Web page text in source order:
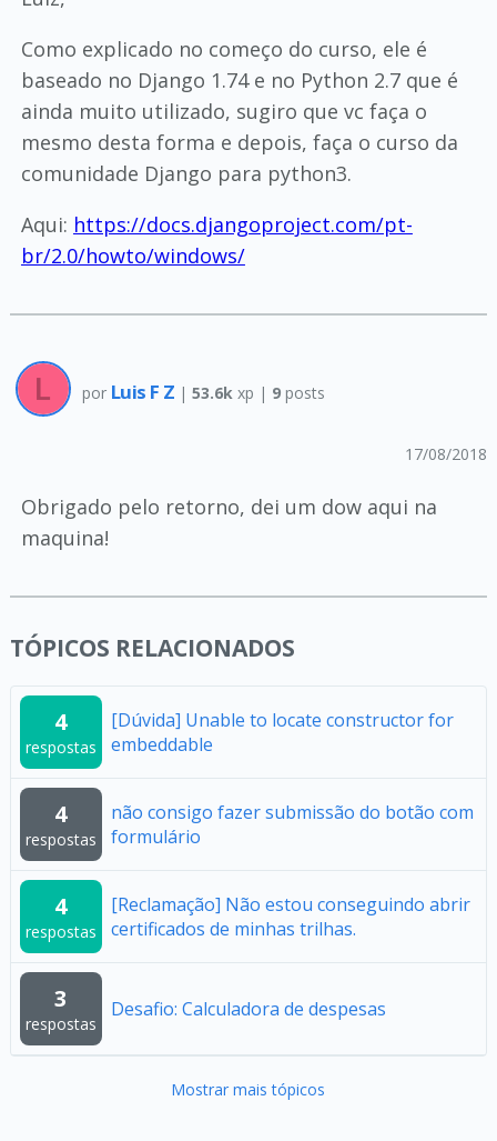
Como explicado no começo do curso, ele é
baseado no Django 1.74 e no Python 2.7 que é
ainda muito utilizado, sugiro que vc faça o
mesmo desta forma e depois, faça o curso da
comunidade Django para python3.
Aqui: https://docs.djangoproject.com/pt-
br/2.0/howto/windows/
por Luis F Z | 53.6k xp | 9posts
17/08/2018
Obrigado pelo retorno, dei um dow aqui na
maquina!
TÓPICOS RELACIONADOS
4
respostas
[Dúvida] Unable to locate constructor for
embeddable
4
respostas
não consigo fazer submissão do botão com
formulário
4
respostas
[Reclamação] Não estou conseguindo abrir
certificados de minhas trilhas.
3
respostas
Desafio: Calculadora de despesas
Mostrar mais tópicos